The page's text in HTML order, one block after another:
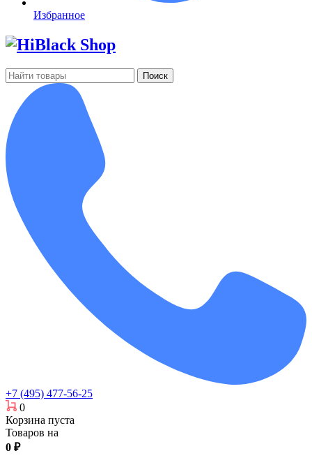
Избранное
Поиск
+7 (495) 477-56-25
0
Корзина пуста
Товаров на
0 ₽